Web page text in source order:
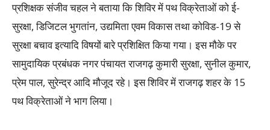
प्रशिक्षक संजीव चहल ने बताया कि शिविर में पथ विक्रेताओं को ई-
सुरक्षा, डिजिटल भुगतांन, उद्यमिता एवम विकास तथा कोविड-19 से
सुरक्षा बचाव इत्यादि विषयों बारे प्रशिक्षित किया गया। इस मौके पर
सामुदायिक प्रबंधक नगर पंचायत राजगढ़ कुमारी सुरक्षा, सुनील कुमार,
प्रेम पाल, सुरेन्द्र आदि मौजूद रहे। इस शिविर में राजगढ़ शहर के 15
पथ विक्रेताओं ने भाग लिया।